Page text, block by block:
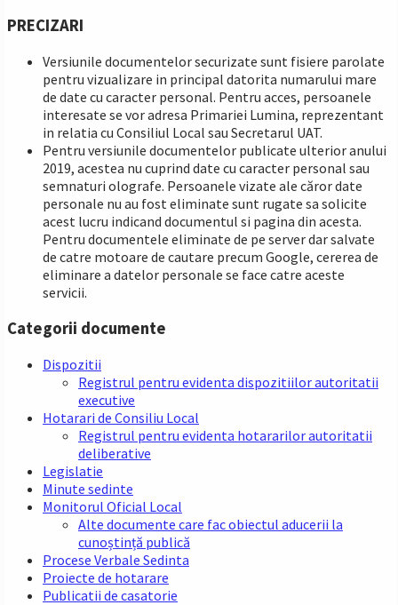
PRECIZARI
Versiunile documentelor securizate sunt fisiere parolate
pentru vizualizare in principal datorita numarului mare
de date cu caracter personal. Pentru acces, persoanele
interesate se vor adresa Primariei Lumina, reprezentant
in relatia cu Consiliul Local sau Secretarul UAT.
Pentru versiunile documentelor publicate ulterior anului
2019, acestea nu cuprind date cu caracter personal sau
semnaturi olografe. Persoanele vizate ale căror date
personale nu au fost eliminate sunt rugate sa solicite
acest lucru indicand documentul si pagina din acesta.
Pentru documentele eliminate de pe server dar salvate
de catre motoare de cautare precum Google, cererea de
eliminare a datelor personale se face catre aceste
servicii.
Categorii documente
Dispozitii
Registrul pentru evidenta dispozitiilor autoritatii
executive
Hotarari de Consiliu Local
Registrul pentru evidenta hotararilor autoritatii
deliberative
Legislatie
Minute sedinte
Monitorul Oficial Local
Alte documente care fac obiectul aducerii la
cunoștință publică
Procese Verbale Sedinta
Proiecte de hotarare
Publicatii de casatorie